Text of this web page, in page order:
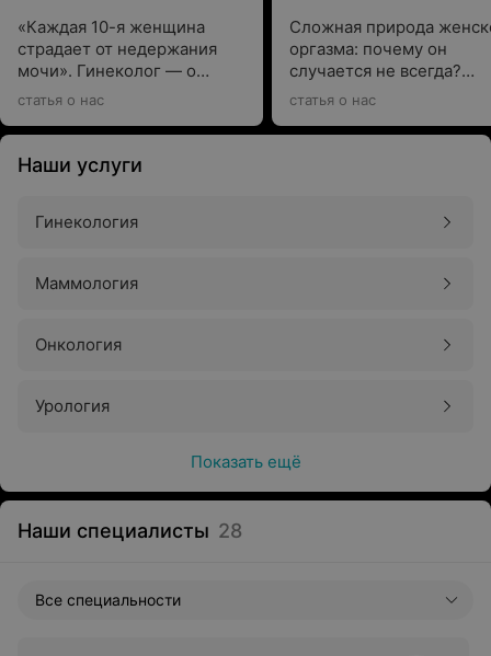
«Каждая 10-я женщина
страдает от недержания
мочи». Гинеколог — о
послеродовых проблемах
статья о нас
Сложная природа
оргазма: почему он
случается не всегда?
Рассказывает
статья о нас
Наши услуги
Гинекология
Маммология
Онкология
Урология
Показать ещё
Наши специалисты 28
Все специальности